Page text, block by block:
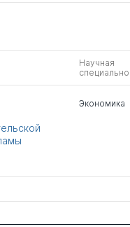
Научная
Экономика